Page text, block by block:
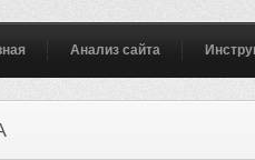
Анализ сайта